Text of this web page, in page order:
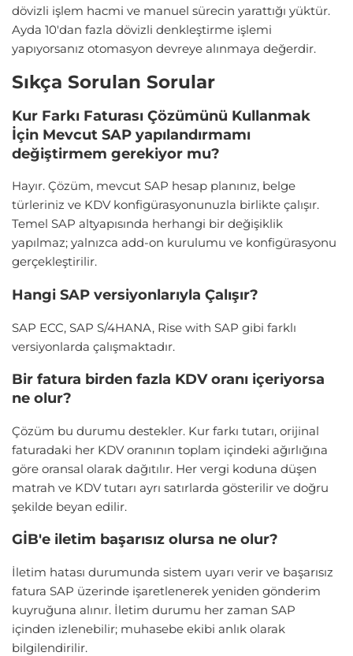
dövizli işlem hacmi ve manuel sürecin yarattığı yüktür.
Ayda 10'dan fazla dövizli denkleştirme işlemi
yapıyorsanız otomasyon devreye alınmaya değerdir.
Sıkça Sorulan Sorular
Kur Farkı Faturası Çözümünü Kullanmak
İçin Mevcut SAP yapılandırmamı
değiştirmem gerekiyor mu?
Hayır. Çözüm, mevcut SAP hesap planınız, belge
türleriniz ve KDV konfigürasyonunuzla birlikte çalışır.
Temel SAP altyapısında herhangi bir değişiklik
yapılmaz; yalnızca add-on kurulumu ve konfigürasyonu
gerçekleştirilir.
Hangi SAP versiyonlarıyla Çalışır?
SAP ECC, SAP S/4HANA, Rise with SAP gibi farklı
versiyonlarda çalışmaktadır.
Bir fatura birden fazla KDV oranı içeriyorsa
ne olur?
Çözüm bu durumu destekler. Kur farkı tutarı, orijinal
faturadaki her KDV oranının toplam içindeki ağırlığına
göre oransal olarak dağıtılır. Her vergi koduna düşen
matrah ve KDV tutarı ayrı satırlarda gösterilir ve doğru
şekilde beyan edilir.
GİB'e iletim başarısız olursa ne olur?
İletim hatası durumunda sistem uyarı verir ve başarısız
fatura SAP üzerinde işaretlenerek yeniden gönderim
kuyruğuna alınır. İletim durumu her zaman SAP
içinden izlenebilir; muhasebe ekibi anlık olarak
bilgilendirilir.